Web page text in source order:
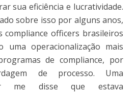
sua eficiência e lucratividade.
sobre isso por alguns anos,
compliance officers brasileiros
uma operacionalização mais
de compliance, por
de processo. Uma
me disse que estava